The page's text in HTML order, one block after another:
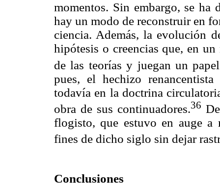
momentos. Sin embargo, se ha
hay un modo de reconstruir en
ciencia. Además, la evolución
hipótesis o creencias que, en
de las teorías y juegan un
pues, el hechizo
todavía en la doctrina
obra de sus continuadores.36
flogisto, que estuvo en auge a
fines de dicho siglo sin dejar
Conclusiones